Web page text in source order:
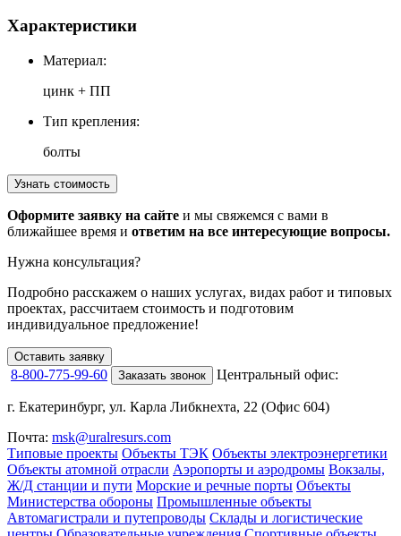
Характеристики
Материал:
цинк + ПП
Тип крепления:
болты
Узнать стоимость
Оформите заявку на сайте и мы свяжемся с вами в
ближайшее время и ответим на все интересующие вопросы.
Нужна консультация?
Подробно расскажем о наших услугах, видах работ и типовых
проектах, рассчитаем стоимость и подготовим
индивидуальное предложение!
Оставить заявку
8-800-775-99-60 Заказать звонок Центральный офис:
г. Екатеринбург, ул. Карла Либкнехта, 22 (Офис 604)
Почта: msk@uralresurs.com
Типовые проекты Объекты ТЭК Объекты электроэнергетики
Объекты атомной отрасли Аэропорты и аэродромы Вокзалы,
Ж/Д станции и пути Морские и речные порты Объекты
Министерства обороны Промышленные объекты
Автомагистрали и путепроводы Склады и логистические